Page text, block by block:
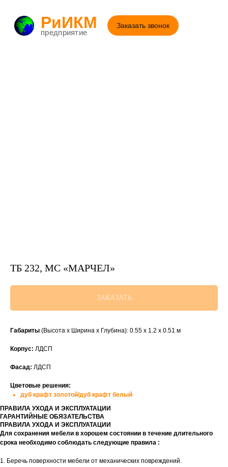
Заказать звонок
РиИКМ
предприятие
ТБ 232, МС «МАРЧЕЛ»
ЗАКАЗАТЬ
Габариты (Высота х Ширина х Глубина): 0.55 х 1.2 х 0.51 м
Корпус: ЛДСП
Фасад: ЛДСП
Цветовые решения:
дуб крафт золотой/дуб крафт белый
ПРАВИЛА УХОДА И ЭКСПЛУАТАЦИИ
ГАРАНТИЙНЫЕ ОБЯЗАТЕЛЬСТВА
ПРАВИЛА УХОДА И ЭКСПЛУАТАЦИИ
Для сохранения мебели в хорошем состоянии в течение длительного
срока необходимо соблюдать следующие правила :
1. Беречь поверхности мебели от механических повреждений.